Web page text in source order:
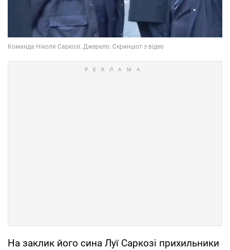
На заклик його сина Луї Саркозі прихильники